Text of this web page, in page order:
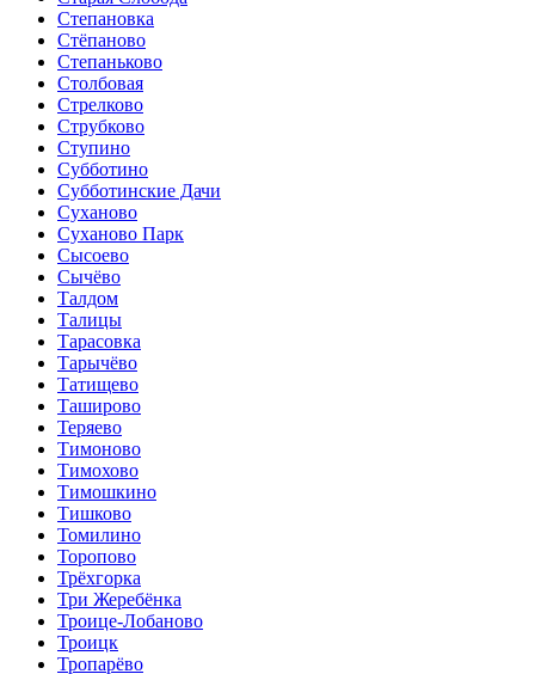
Степановка
Стёпаново
Степаньково
Столбовая
Стрелково
Струбково
Ступино
Субботино
Субботинские Дачи
Суханово
Суханово Парк
Сысоево
Сычёво
Талдом
Талицы
Тарасовка
Тарычёво
Татищево
Таширово
Теряево
Тимоново
Тимохово
Тимошкино
Тишково
Томилино
Торопово
Трёхгорка
Три Жеребёнка
Троице-Лобаново
Троицк
Тропарёво